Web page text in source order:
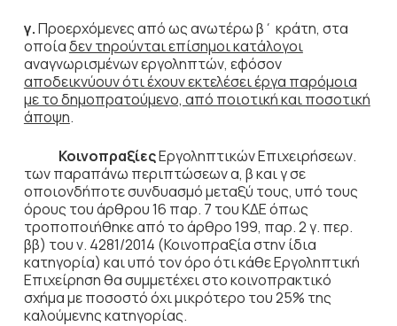
γ.Προερχόμενες από ως ανωτέρω β΄ κράτη, στα
οποίαδεν τηρούνται επίσημοι κατάλογοι
αναγνωρισμένων εργοληπτών, εφόσον
αποδεικνύουν ότι έχουν εκτελέσει έργα παρόμοια
με το δημοπρατούμενο, από ποιοτική και ποσοτική
άποψη.
ΚοινοπραξίεςΕργοληπτικών Επιχειρήσεων.
των παραπάνω περιπτώσεων α, β και γ σε
οποιονδήποτε συνδυασμό μεταξύ τους, υπό τους
όρους του άρθρου 16 παρ. 7 του ΚΔΕ όπως
τροποποιήθηκε από το άρθρο 199, παρ. 2 γ. περ.
ββ) του ν. 4281/2014 (Κοινοπραξία στην ίδια
κατηγορία) και υπό τον όρο ότι κάθε Εργοληπτική
Επιχείρηση θα συμμετέχει στο κοινοπρακτικό
σχήμα με ποσοστό όχι μικρότερο του 25% της
καλούμενης κατηγορίας.